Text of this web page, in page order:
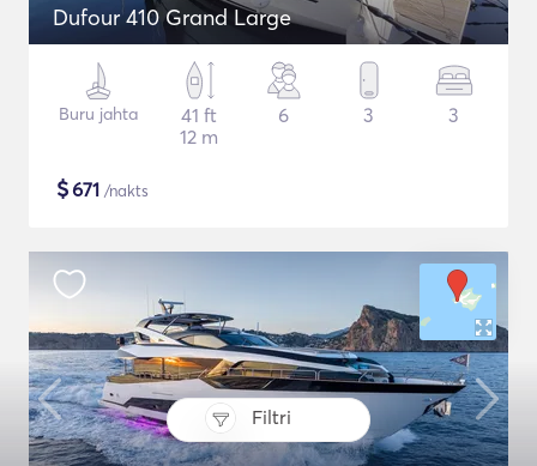
Filtri
Dufour 410 Grand Large
Buru jahta
41 ft
12 m
6 3 3
$671 /nakts